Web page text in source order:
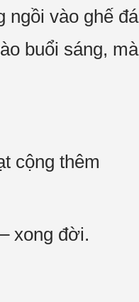
ngồi vào ghế đá
buổi sáng, mà
cộng thêm
xong đời.